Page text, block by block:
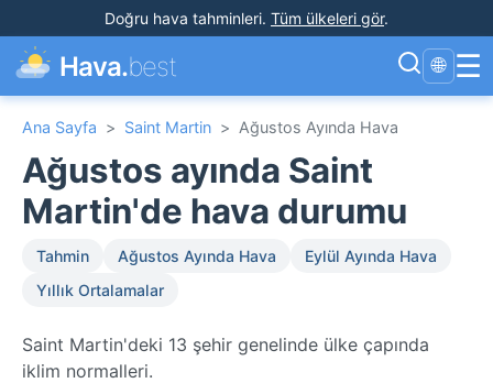
Doğru hava tahminleri. Tüm ülkeleri gör.
Hava.best 🌐 ☰
Ana Sayfa > Saint Martin > Ağustos Ayında Hava
Ağustos ayında Saint
Martin'de hava durumu
Tahmin Ağustos Ayında Hava
Eylül Ayında Hava
Yıllık Ortalamalar
Saint Martin'deki 13 şehir genelinde ülke çapında
iklim normalleri.